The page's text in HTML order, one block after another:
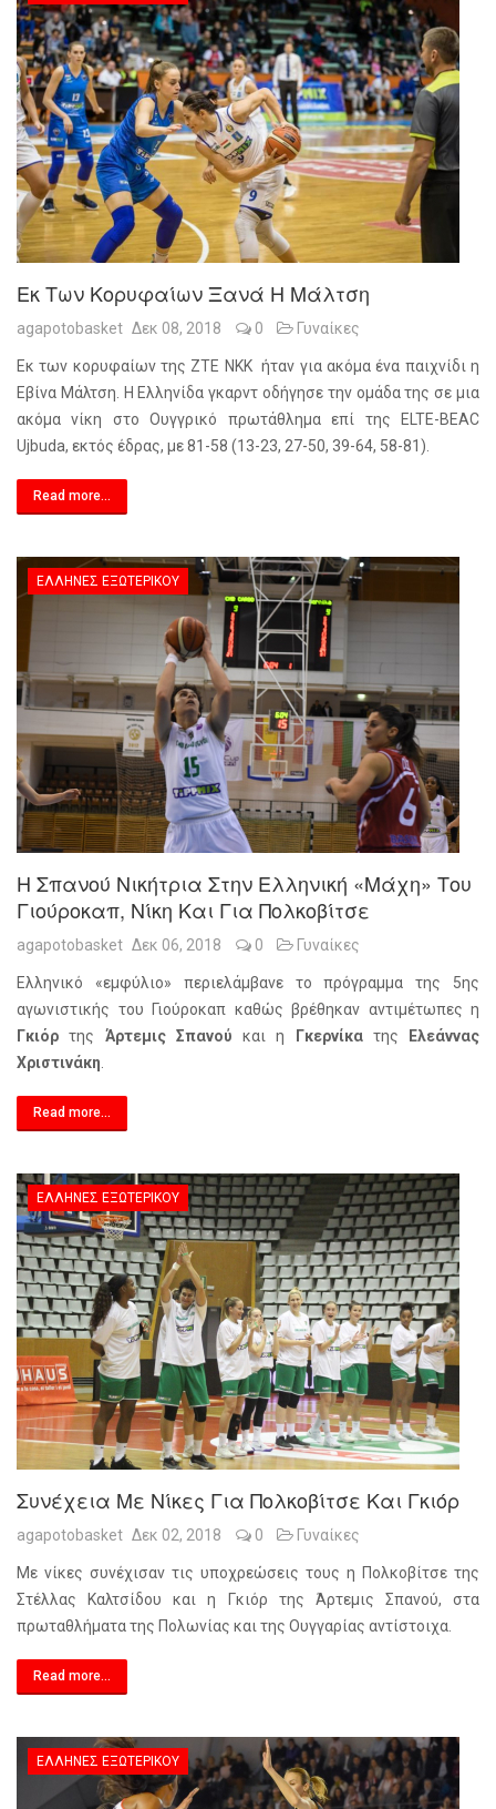
Εκ Των Κορυφαίων Ξανά Η Μάλτση
agapotobasket Δεκ 08, 2018 0 Γυναίκες
Εκ των κορυφαίων της ΖΤΕ ΝΚΚ ήταν για ακόμα ένα παιχνίδι η
Εβίνα Μάλτση. Η Ελληνίδα γκαρντ οδήγησε την ομάδα της σε μια
ακόμα νίκη στο Ουγγρικό πρωτάθλημα επί της ELTE-BEAC
Ujbuda, εκτός έδρας, με 81-58 (13-23, 27-50, 39-64, 58-81).
Read more...
ΈΛΛΗΝΕΣ ΕΞΩΤΕΡΙΚΟΎ
Η Σπανού Νικήτρια Στην Ελληνική «μάχη» Του
Γιούροκαπ, Νίκη Και Για Πολκοβίτσε
agapotobasket Δεκ 06, 2018 0 Γυναίκες
Ελληνικό «εμφύλιο» περιελάμβανε το πρόγραμμα της 5ης
αγωνιστικής του Γιούροκαπ καθώς βρέθηκαν αντιμέτωπες η
Γκιόρ της Άρτεμις Σπανού και η Γκερνίκατης
Ελεάννας
Χριστινάκη
Read more...
ΈΛΛΗΝΕΣ ΕΞΩΤΕΡΙΚΟΎ
Συνέχεια Με Νίκες Για Πολκοβίτσε Και Γκιόρ
agapotobasket Δεκ 02, 2018 0 Γυναίκες
Με νίκες συνέχισαν τις υποχρεώσεις τους η Πολκοβίτσε της
Στέλλας Καλτσίδου και η Γκιόρ της Άρτεμις Σπανού, στα
πρωταθλήματα της Πολωνίας και της Ουγγαρίας αντίστοιχα.
Read more...
ΈΛΛΗΝΕΣ ΕΞΩΤΕΡΙΚΟΎ